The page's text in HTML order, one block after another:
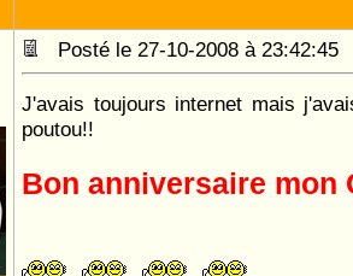
Posté le 27-10-2008 à
J'avais toujours internet mais
poutou!!
Bon anniversaire mon